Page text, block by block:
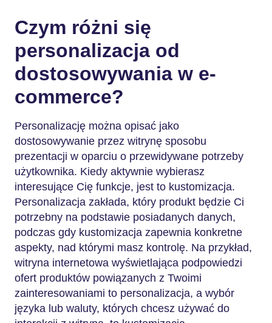
Czym różni się
personalizacja od
dostosowywania w e-
commerce?
Personalizację można opisać jako
dostosowywanie przez witrynę sposobu
prezentacji w oparciu o przewidywane potrzeby
użytkownika. Kiedy aktywnie wybierasz
interesujące Cię funkcje, jest to kustomizacja.
Personalizacja zakłada, który produkt będzie Ci
potrzebny na podstawie posiadanych danych,
podczas gdy kustomizacja zapewnia konkretne
aspekty, nad którymi masz kontrolę. Na przykład,
witryna internetowa wyświetlająca podpowiedzi
ofert produktów powiązanych z Twoimi
zainteresowaniami to personalizacja, a wybór
języka lub waluty, których chcesz używać do